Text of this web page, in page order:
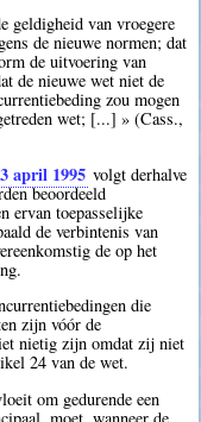
geldigheid van vroegere
de nieuwe normen; dat
de uitvoering van
de nieuwe wet niet de
zou mogen
wet; [...] » (Cass.,
april 1995 volgt derhalve
beoordeeld
ervan toepasselijke
de verbintenis van
de op het
die
zijn vóór de
nietig zijn omdat zij niet
24 van de wet.
om gedurende een
moet, wanneer de